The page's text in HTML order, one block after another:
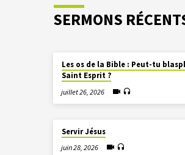
SERMONS
Les os de la Bible : Peut-tu
Saint Esprit ?
juillet 26, 2026
Servir Jésus
juin 28, 2026